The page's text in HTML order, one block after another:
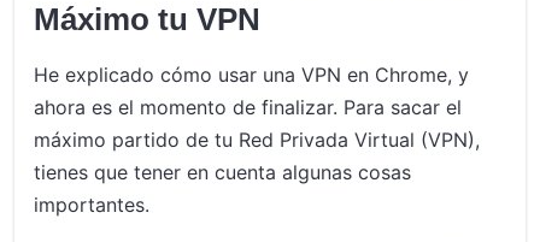
Máximo tu VPN
He explicado cómo usar una VPN en Chrome, y
ahora es el momento de finalizar. Para sacar el
máximo partido de tu Red Privada Virtual (VPN),
tienes que tener en cuenta algunas cosas
importantes.